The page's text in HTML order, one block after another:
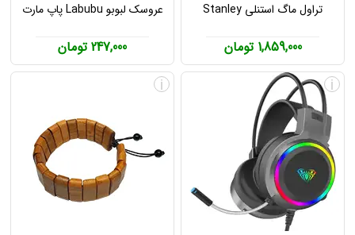
تراول ماگ استنلی Stanley
1,859,000 تومان
عروسک لبوبو Labubu پاپ مارت
247,000 تومان
i
i